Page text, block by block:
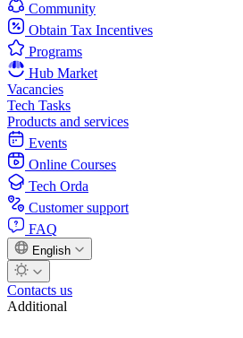
Community
Obtain Tax Incentives
Programs
Hub Market
Vacancies
Tech Tasks
Products and services
Events
Online Courses
Tech Orda
Customer support
FAQ
English
Contacts us
Additional